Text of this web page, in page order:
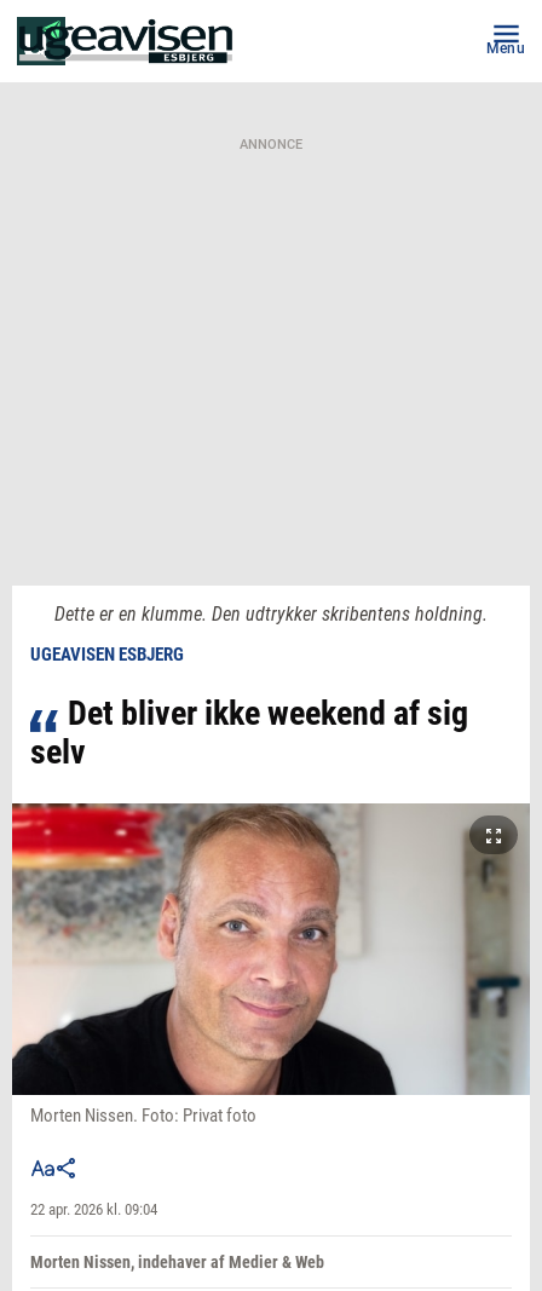
Menu
ANNONCE
Dette er en klumme. Den udtrykker skribentens holdning.
UGEAVISEN ESBJERG
Det bliver ikke weekend af sig
selv
Morten Nissen. Foto: Privat foto
22 apr. 2026 kl. 09:04
Morten Nissen, indehaver af Medier & Web